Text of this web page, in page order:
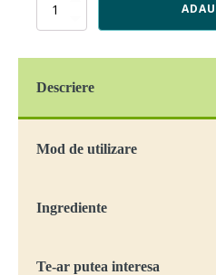
Cantitate
apsule,
Descriere
Mod de utilizare
Ingrediente
Te-ar putea interesa